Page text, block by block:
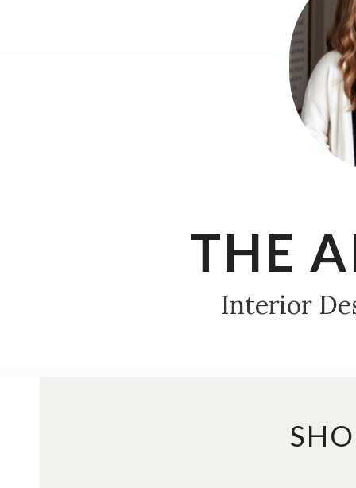
THE
Interior